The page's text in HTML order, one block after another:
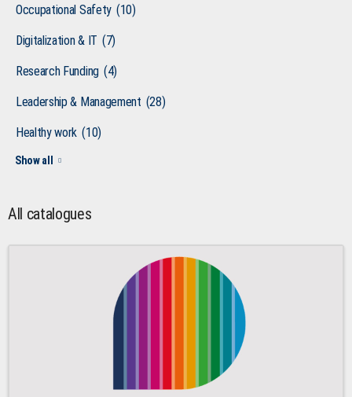
Occupational Safety (10)
Digitalization & IT (7)
Research Funding (4)
Leadership & Management (28)
Healthy work (10)
Show all
All catalogues